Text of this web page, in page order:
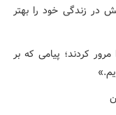
در زندگی خود را بهتر
کردند؛ پیامی که بر